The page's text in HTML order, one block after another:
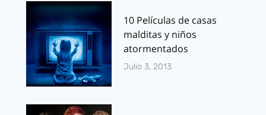
10 Películas de casas
malditas y niños
atormentados
Julio 3, 2013